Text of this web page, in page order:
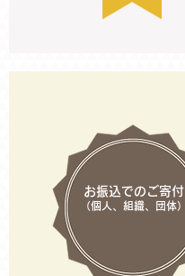
お振込でのご寄付
（個人、組織、団体）